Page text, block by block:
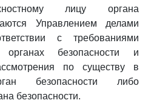
лицу органа
Управлением делами
с требованиями
органах безопасности и
по существу в
безопасности либо
безопасности.